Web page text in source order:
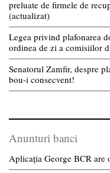
preluate de firmele de
(actualizat)
Legea privind plafonarea
ordinea de zi a comisiilor
Senatorul Zamfir, despre
bou-i consecvent!
Anunturi banci
Aplicația George BCR are